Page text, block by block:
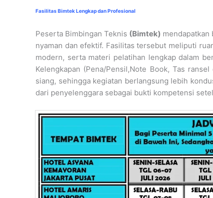
Fasilitas Bimtek Lengkap dan Profesional
Peserta Bimbingan Teknis (Bimtek)
nyaman dan efektif. Fasilitas tersebut meliputi
modern, serta materi pelatihan lengkap dalam
Kelengkapan (Pena/Pensil,Note Book, Tas
siang, sehingga kegiatan berlangsung lebih
dari penyelenggara sebagai bukti kompetensi